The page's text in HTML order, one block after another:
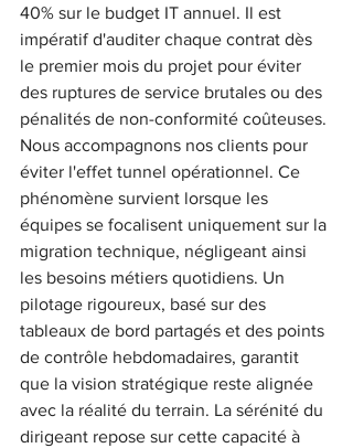
40% sur le budget IT annuel. Il est
impératif d'auditer chaque contrat dès
le premier mois du projet pour éviter
des ruptures de service brutales ou des
pénalités de non-conformité coûteuses.
Nous accompagnons nos clients pour
éviter l'effet tunnel opérationnel. Ce
phénomène survient lorsque les
équipes se focalisent uniquement sur la
migration technique, négligeant ainsi
les besoins métiers quotidiens. Un
pilotage rigoureux, basé sur des
tableaux de bord partagés et des points
de contrôle hebdomadaires, garantit
que la vision stratégique reste alignée
avec la réalité du terrain. La sérénité du
dirigeant repose sur cette capacité à